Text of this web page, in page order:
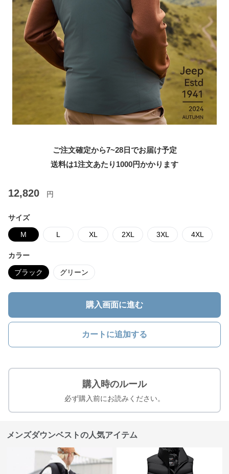
ご注文確定から7~28日でお届け予定
送料は1注文あたり 1000円かかります
12,820 円
サイズ
M L XL 2XL 3XL 4XL
カラー
ブラック グリーン
購入画面に進む
カートに追加する
購入時のルール
必ず購入前にお読みください。
メンズダウンベストの人気アイテム